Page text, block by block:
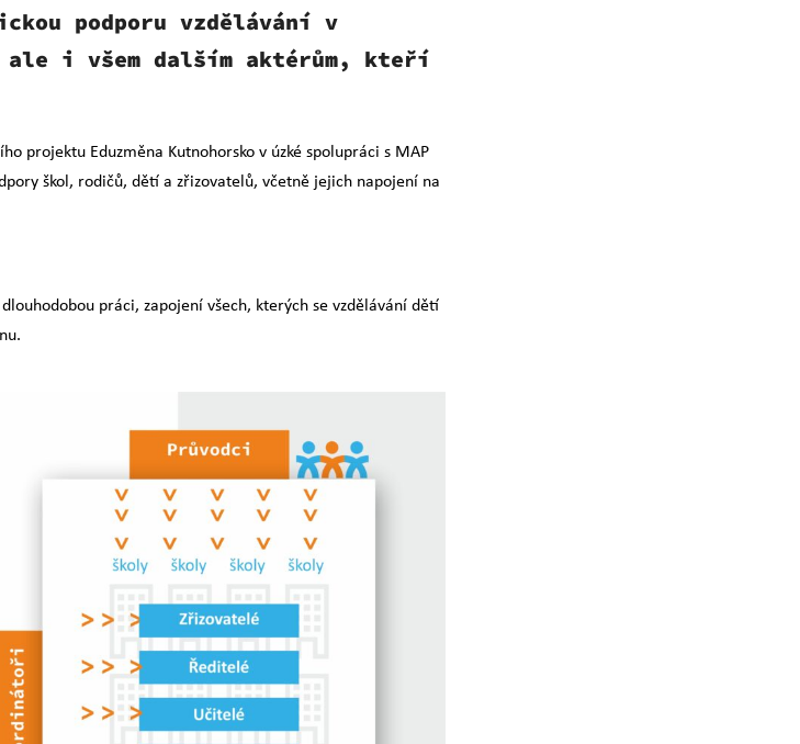
podporu vzdělávání v
ale i všem dalším aktérům, kteří
projektu Eduzměna Kutnohorsko v úzké spolupráci s MAP
škol, rodičů, dětí a zřizovatelů, včetně jejich napojení na
práci, zapojení všech, kterých se vzdělávání dětí